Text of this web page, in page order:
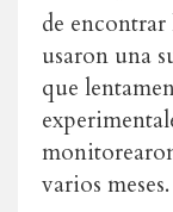
de encontrar
usaron una
que
varios meses.